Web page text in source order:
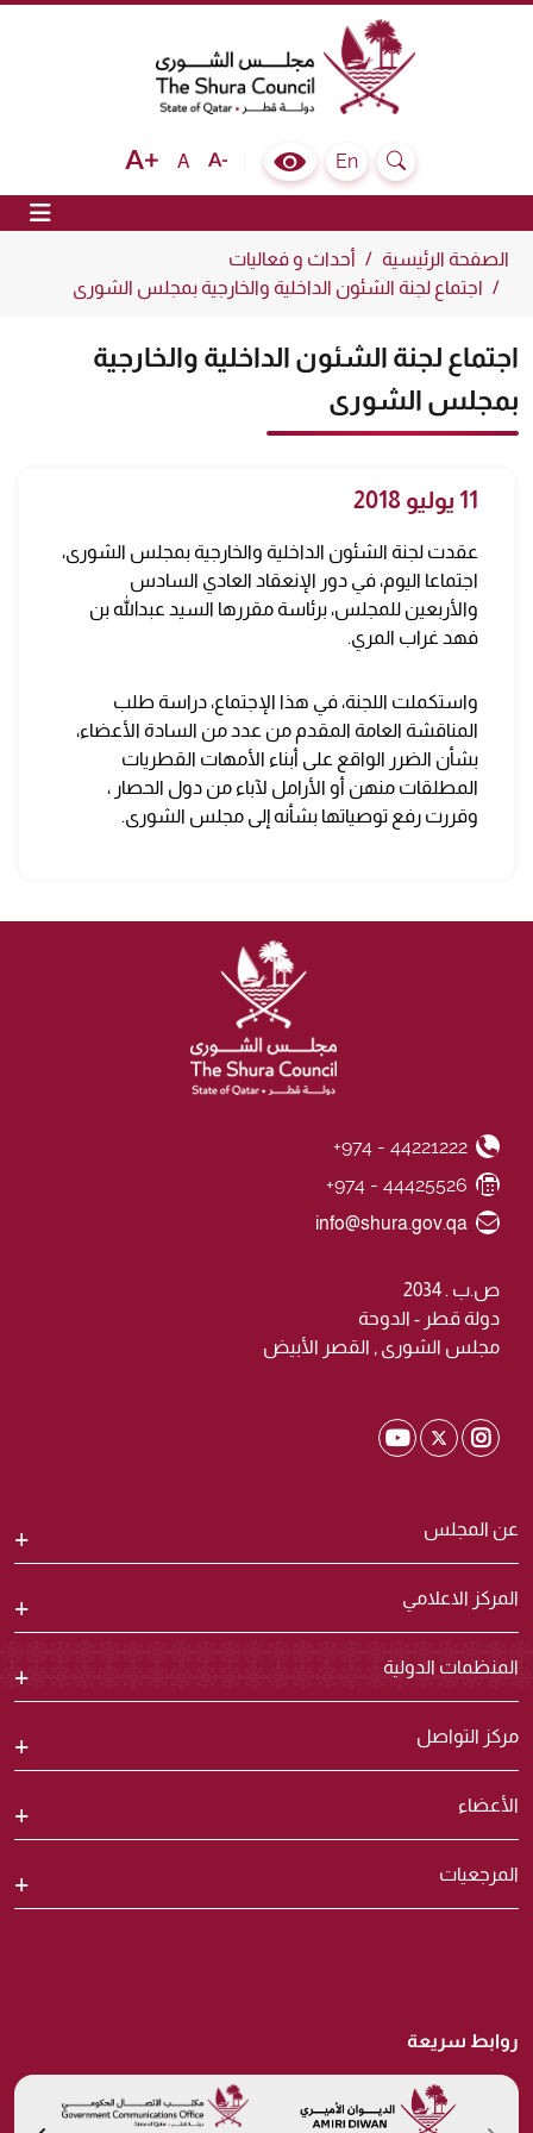
The Shura Council State of Qatar
Search
En
Colour Contrast Selector
Text size bigger
AText size normal
Text size smaller
الصفحة الرئيسية
أحداث و فعاليات
اجتماع لجنة الشئون الداخلية والخارجية بمجلس الشورى
اجتماع لجنة الشئون الداخلية والخارجية
بمجلس الشورى
11 يوليو 2018
عقدت لجنة الشئون الداخلية والخارجية بمجلس الشورى،
اجتماعا اليوم، في دور الإنعقاد العادي السادس
والأربعين للمجلس، برئاسة مقررها السيد عبدالله بن
فهد غراب المري.
واستكملت اللجنة، في هذا الإجتماع، دراسة طلب
المناقشة العامة المقدم من عدد من السادة الأعضاء،
بشأن الضرر الواقع على أبناء الأمهات القطريات
المطلقات منهن أو الأرامل لآباء من دول الحصار ،
وقررت رفع توصياتها بشأنه إلى مجلس الشورى.
عن المجلس
المركز الاعلامي
المنظمات الدولية
مركز التواصل
الأعضاء
المرجعيات
روابط سريعة
Previous
Phone Number
+974 - 44221222
Fax Number
+974 - 44425526
Email ID
info@shura.gov.qa
ص.ب . 2034
دولة قطر - الدوحة
مجلس الشورى , القصر الأبيض
Shura Instagram
Shura Twitter
Shura Youtube